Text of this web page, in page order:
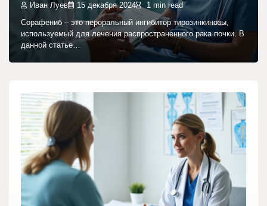
Иван Луев 15 декабря 2024 1 min read
Сорафениб – это пероральный ингибитор тирозинкинозы,
используемый для лечения распространенного рака почки. В
данной статье…